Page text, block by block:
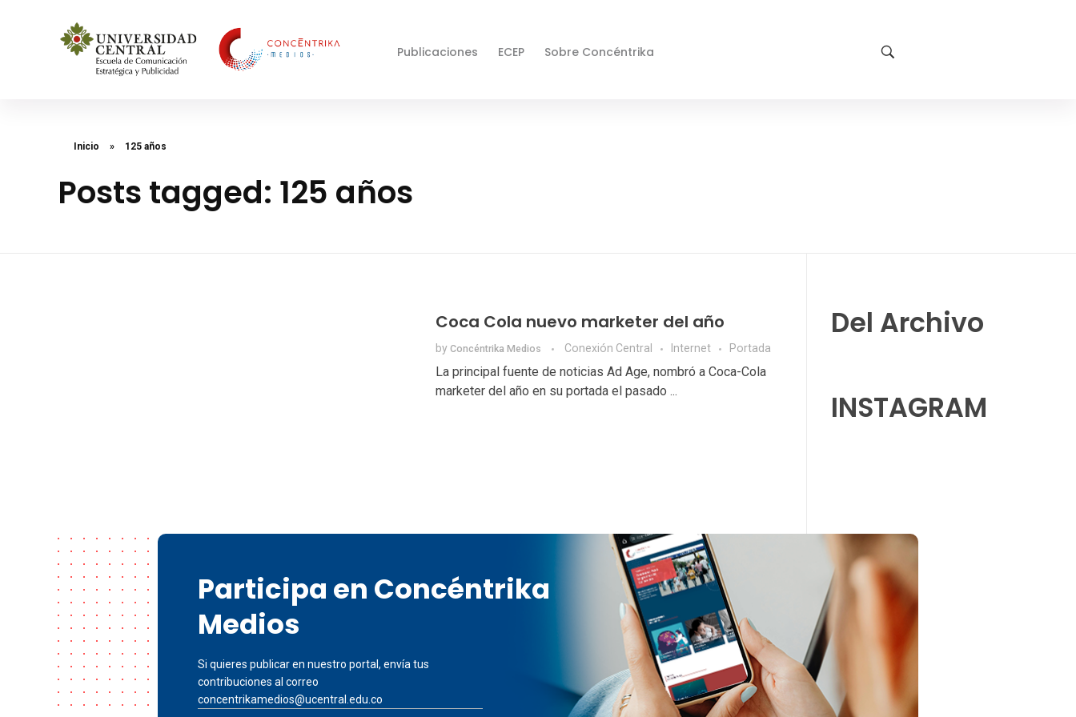
Publicaciones ECEP Sobre Concéntrika
Inicio » 125 años
Posts tagged: 125 años
Coca Cola nuevo marketer del año
by Concéntrika Medios Conexión Central Internet Portada
La principal fuente de noticias Ad Age, nombró a Coca-Cola
marketer del año en su portada el pasado ...
Del Archivo
INSTAGRAM
Participa en Concéntrika
Medios
Si quieres publicar en nuestro portal, envía tus
contribuciones al correo
concentrikamedios@ucentral.edu.co